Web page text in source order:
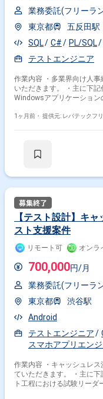
業務委託(フリーラ
東京都
五反田駅
SQL
C# PL/SQL
テストエンジニア
作業内容 ・多業界向け人
いただきます。 ・主に下
Windowsアプリケーショ
1ヶ月前・ 提供元: レバテックフ
【テスト設計】キ
スト支援案件
リモート可 オンラ
700,000円/月
業務委託(フリーラ
東京都
渋谷駅
Android
テストエンジニア
スマホアプリエン
作業内容 ・キャッシュレ
ていただきます。 ・主に下記作業
ト工程における試験リーダー -要件定義書や設計書の内容理解をもと
掛け合わせ条件
特徴で絞り込む
テストエンジニア ×